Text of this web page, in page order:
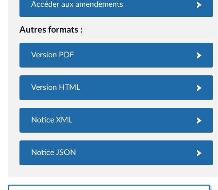
Accéder aux amendements
Autres formats :
Version PDF
Version HTML
Notice XML
Notice JSON